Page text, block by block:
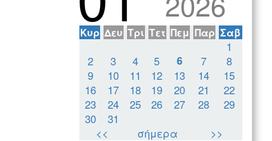
Κυρ Δευ Τρι Τετ Πεμ Παρ Σαβ
1
2
3 4 5 6 7
8
9
10 11 12 13 14
15
16
17 18 19 20 21
22
23
24 25 26 27 28
29
30
31
<<
σήμερα >>